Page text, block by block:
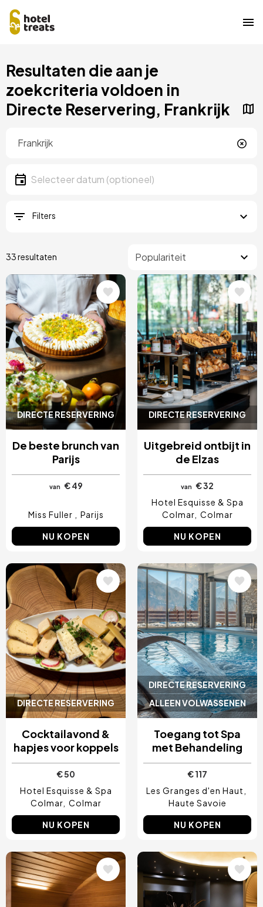
naar
hoofdinhoud
Resultaten die aan je
zoekcriteria voldoen in
Directe Reservering, Frankrijk
Datum
Selecteer een datum
Filters
33 resultaten
DIRECTE RESERVERING
Afbeelding
De beste brunch van
Parijs
van € 49
Miss Fuller Parijs
NU KOPEN
DIRECTE RESERVERING
Afbeelding
Uitgebreid ontbijt in
de Elzas
van
€ 32
Hotel Esquisse & Spa
Colmar Colmar
NU KOPEN
DIRECTE RESERVERING
Afbeelding
Cocktailavond &
hapjes voor koppels
€ 50
Hotel Esquisse & Spa
Colmar Colmar
NU KOPEN
DIRECTE RESERVERING
ALLEEN VOLWASSENEN
Afbeelding
Toegang tot Spa
met Behandeling
€ 117
Les Granges d'en Haut
Haute Savoie
NU KOPEN
Afbeelding Afbeelding